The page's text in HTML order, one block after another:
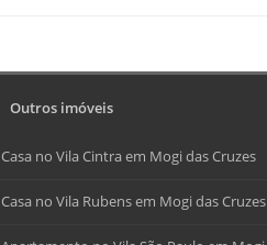
Outros imóveis
Casa no Vila Cintra em Mogi das Cruzes
Casa no Vila Rubens em Mogi das Cruzes